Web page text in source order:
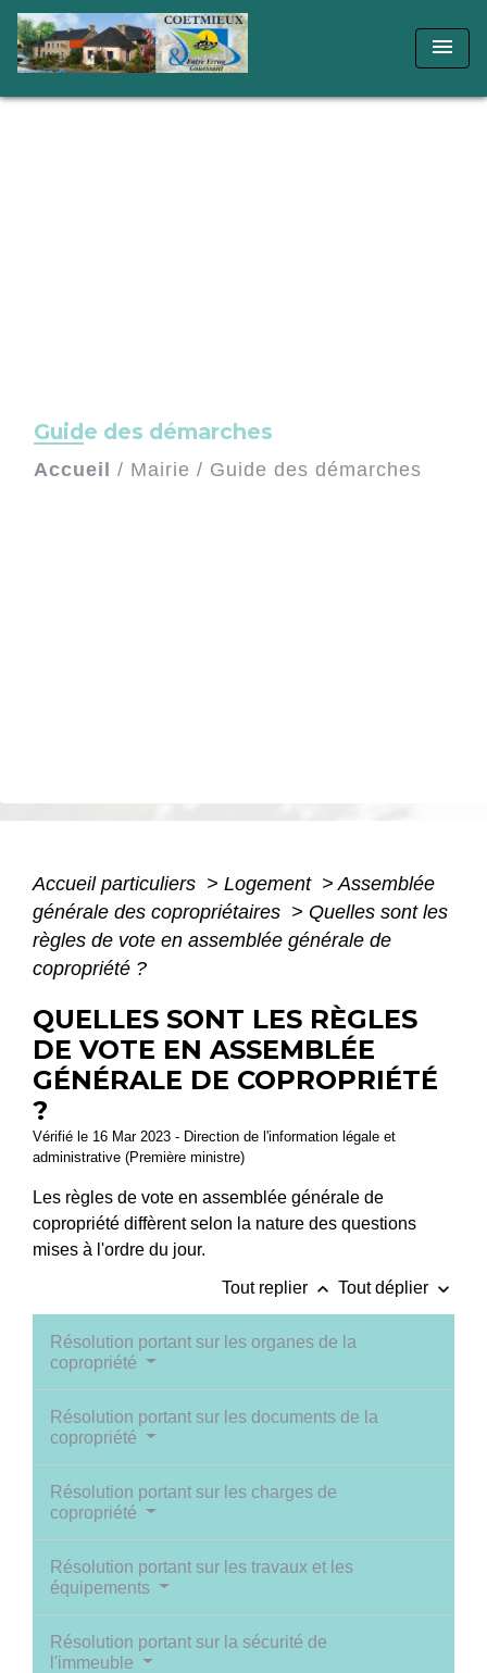
menu
Guide des démarches
Accueil / Mairie / Guide des démarches
Accueil particuliers > Logement > Assemblée
générale des copropriétaires > Quelles sont les
règles de vote en assemblée générale de
copropriété ?
QUELLES SONT LES RÈGLES
DE VOTE EN ASSEMBLÉE
GÉNÉRALE DE COPROPRIÉTÉ
?
Vérifié le 16 Mar 2023 - Direction de l'information légale et
administrative (Première ministre)
Les règles de vote en assemblée générale de
copropriété diffèrent selon la nature des questions
mises à l'ordre du jour.
Tout replier keyboard_arrow_up Tout déplier keyboard_arrow_down
Résolution portant sur les organes de la
copropriété
Résolution portant sur les documents de la
copropriété
Résolution portant sur les charges de
copropriété
Résolution portant sur les travaux et les
équipements
Résolution portant sur la sécurité de
l'immeuble